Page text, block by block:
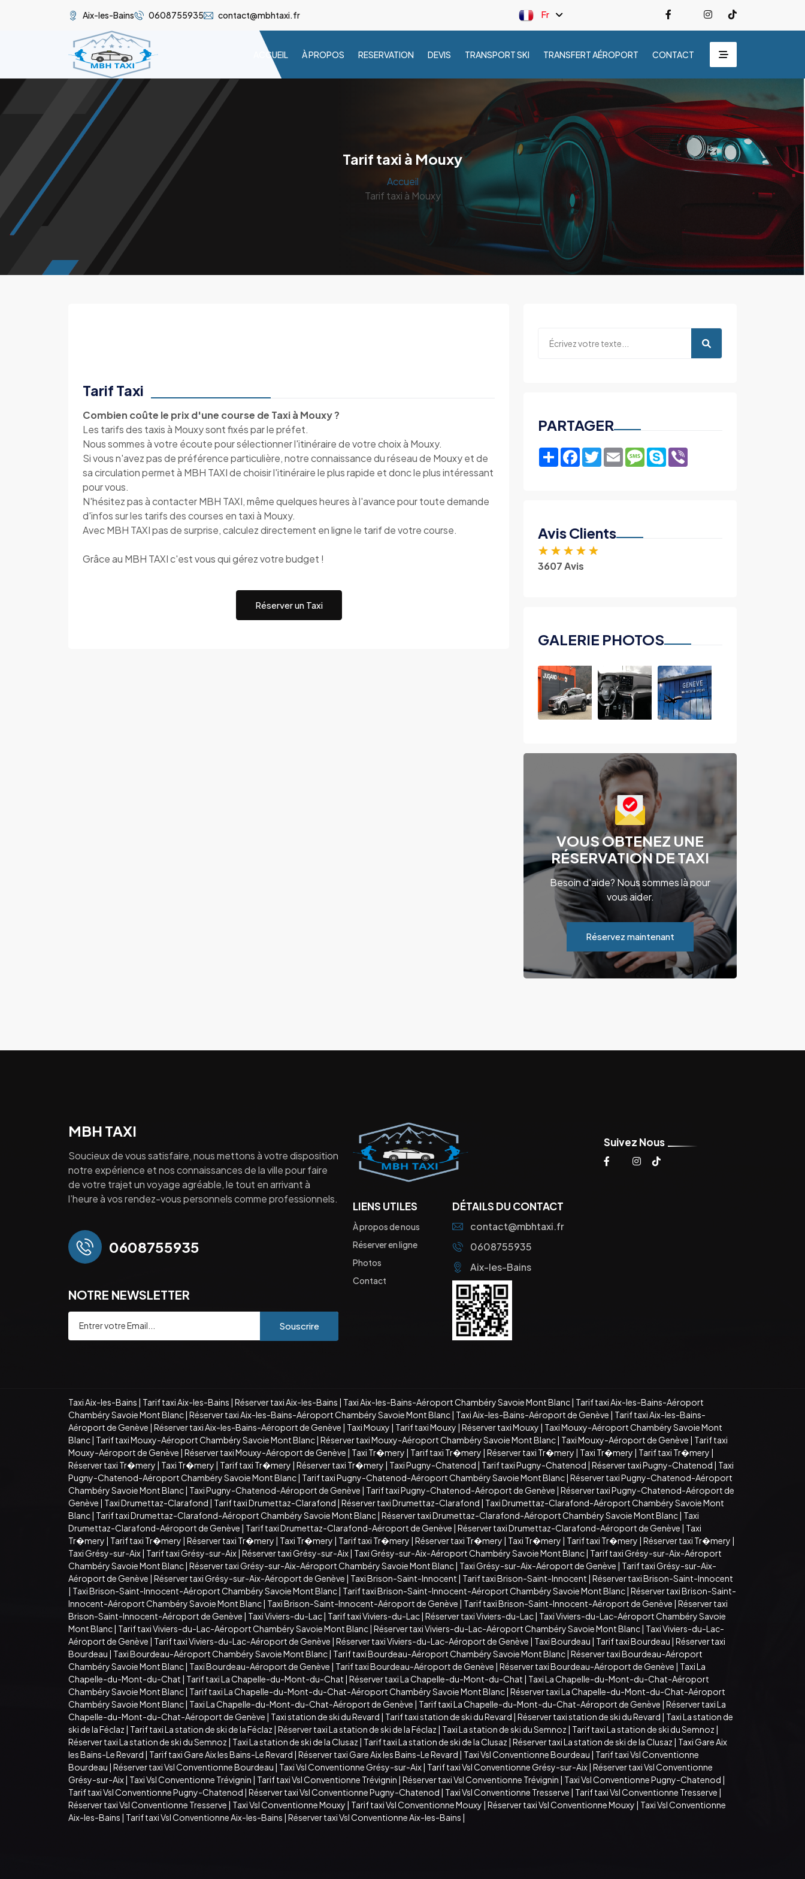
Aix-les-Bains 0608755935 contact@mbhtaxi.fr Fr
ACCUEIL À PROPOS RESERVATION DEVIS TRANSPORT SKI TRANSFERT AÉROPORT CONTACT
Tarif taxi à Mouxy
Accueil
Tarif taxi à Mouxy
Tarif Taxi
Combien coûte le prix d'une course de Taxi à Mouxy ?
Les tarifs des taxis à Mouxy sont fixés par le préfet.
Nous sommes à votre écoute pour sélectionner l'itinéraire de votre choix à Mouxy.
Si vous n'avez pas de préférence particulière, notre connaissance du réseau de Mouxy et de
sa circulation permet à MBH TAXI de choisir l'itinéraire le plus rapide et donc le plus intéressant
pour vous.
N'hésitez pas à contacter MBH TAXI, même quelques heures à l'avance pour toute demande
d'infos sur les tarifs des courses en taxi à Mouxy.
Avec MBH TAXI pas de surprise, calculez directement en ligne le tarif de votre course.
Grâce au MBH TAXI c'est vous qui gérez votre budget !
Réserver un Taxi
PARTAGER
ShareFacebook
TwitterEmailMessage
Skype
Avis Clients
★ ★ ★ ★ ★
3607 Avis
GALERIE PHOTOS
VOUS OBTENEZ UNE
RÉSERVATION DE TAXI
Besoin d'aide? Nous sommes là pour
vous aider.
Réservez maintenant
MBH TAXI
Soucieux de vous satisfaire, nous mettons à votre disposition
notre expérience et nos connaissances de la ville pour faire
de votre trajet un voyage agréable, le tout en arrivant à
l’heure à vos rendez-vous personnels comme professionnels.
0608755935
NOTRE NEWSLETTER
Souscrire
Suivez Nous
LIENS UTILES
À propos de nous
Réserver en ligne
Photos
Contact
DÉTAILS DU CONTACT
contact@mbhtaxi.fr
0608755935
Aix-les-Bains
Taxi Aix-les-Bains | Tarif taxi Aix-les-Bains | Réserver taxi Aix-les-Bains | Taxi Aix-les-Bains-Aéroport Chambéry Savoie Mont Blanc| Tarif taxi Aix-les-Bains-Aéroport
Chambéry Savoie Mont Blanc| Réserver taxi Aix-les-Bains-Aéroport Chambéry Savoie Mont Blanc| Taxi Aix-les-Bains-Aéroport de Genève | Tarif taxi Aix-les-Bains-
Aéroport de Genève | Réserver taxi Aix-les-Bains-Aéroport de Genève | Taxi Mouxy | Tarif taxi Mouxy | Réserver taxi Mouxy | Taxi Mouxy-Aéroport Chambéry Savoie Mont
Blanc| Tarif taxi Mouxy-Aéroport Chambéry Savoie Mont Blanc| Réserver taxi Mouxy-Aéroport Chambéry Savoie Mont Blanc| Taxi Mouxy-Aéroport de Genève | Tarif taxi
Mouxy-Aéroport de Genève | Réserver taxi Mouxy-Aéroport de Genève | Taxi Tr�mery | Tarif taxi Tr�mery | Réserver taxi Tr�mery | Taxi Tr�mery | Tarif taxi Tr�mery |
Réserver taxi Tr�mery | Taxi Tr�mery | Tarif taxi Tr�mery | Réserver taxi Tr�mery | Taxi Pugny-Chatenod | Tarif taxi Pugny-Chatenod | Réserver taxi Pugny-Chatenod | Taxi
Pugny-Chatenod-Aéroport Chambéry Savoie Mont Blanc| Tarif taxi Pugny-Chatenod-Aéroport Chambéry Savoie Mont Blanc| Réserver taxi Pugny-Chatenod-Aéroport
Chambéry Savoie Mont Blanc| Taxi Pugny-Chatenod-Aéroport de Genève | Tarif taxi Pugny-Chatenod-Aéroport de Genève | Réserver taxi Pugny-Chatenod-Aéroport de
Genève | Taxi Drumettaz-Clarafond | Tarif taxi Drumettaz-Clarafond | Réserver taxi Drumettaz-Clarafond | Taxi Drumettaz-Clarafond-Aéroport Chambéry Savoie Mont
Blanc| Tarif taxi Drumettaz-Clarafond-Aéroport Chambéry Savoie Mont Blanc| Réserver taxi Drumettaz-Clarafond-Aéroport Chambéry Savoie Mont Blanc| Taxi
Drumettaz-Clarafond-Aéroport de Genève | Tarif taxi Drumettaz-Clarafond-Aéroport de Genève | Réserver taxi Drumettaz-Clarafond-Aéroport de Genève | Taxi
Tr�mery | Tarif taxi Tr�mery | Réserver taxi Tr�mery | Taxi Tr�mery | Tarif taxi Tr�mery | Réserver taxi Tr�mery | Taxi Tr�mery | Tarif taxi Tr�mery | Réserver taxi Tr�mery |
Taxi Grésy-sur-Aix| Tarif taxi Grésy-sur-Aix| Réserver taxi Grésy-sur-Aix| Taxi Grésy-sur-Aix-Aéroport Chambéry Savoie Mont Blanc| Tarif taxi Grésy-sur-Aix-Aéroport
Chambéry Savoie Mont Blanc| Réserver taxi Grésy-sur-Aix-Aéroport Chambéry Savoie Mont Blanc| Taxi Grésy-sur-Aix-Aéroport de Genève | Tarif taxi Grésy-sur-Aix-
Aéroport de Genève | Réserver taxi Grésy-sur-Aix-Aéroport de Genève | Taxi Brison-Saint-Innocent | Tarif taxi Brison-Saint-Innocent | Réserver taxi Brison-Saint-Innocent
| Taxi Brison-Saint-Innocent-Aéroport Chambéry Savoie Mont Blanc| Tarif taxi Brison-Saint-Innocent-Aéroport Chambéry Savoie Mont Blanc| Réserver taxi Brison-Saint-
Innocent-Aéroport Chambéry Savoie Mont Blanc| Taxi Brison-Saint-Innocent-Aéroport de Genève | Tarif taxi Brison-Saint-Innocent-Aéroport de Genève | Réserver taxi
Brison-Saint-Innocent-Aéroport de Genève | Taxi Viviers-du-Lac| Tarif taxi Viviers-du-Lac| Réserver taxi Viviers-du-Lac| Taxi Viviers-du-Lac-Aéroport Chambéry Savoie
Mont Blanc| Tarif taxi Viviers-du-Lac-Aéroport Chambéry Savoie Mont Blanc| Réserver taxi Viviers-du-Lac-Aéroport Chambéry Savoie Mont Blanc| Taxi Viviers-du-Lac-
Aéroport de Genève | Tarif taxi Viviers-du-Lac-Aéroport de Genève | Réserver taxi Viviers-du-Lac-Aéroport de Genève | Taxi Bourdeau | Tarif taxi Bourdeau | Réserver taxi
Bourdeau | Taxi Bourdeau-Aéroport Chambéry Savoie Mont Blanc| Tarif taxi Bourdeau-Aéroport Chambéry Savoie Mont Blanc| Réserver taxi Bourdeau-Aéroport
Chambéry Savoie Mont Blanc| Taxi Bourdeau-Aéroport de Genève | Tarif taxi Bourdeau-Aéroport de Genève | Réserver taxi Bourdeau-Aéroport de Genève | Taxi La
Chapelle-du-Mont-du-Chat | Tarif taxi La Chapelle-du-Mont-du-Chat | Réserver taxi La Chapelle-du-Mont-du-Chat | Taxi La Chapelle-du-Mont-du-Chat-Aéroport
Chambéry Savoie Mont Blanc| Tarif taxi La Chapelle-du-Mont-du-Chat-Aéroport Chambéry Savoie Mont Blanc| Réserver taxi La Chapelle-du-Mont-du-Chat-Aéroport
Chambéry Savoie Mont Blanc| Taxi La Chapelle-du-Mont-du-Chat-Aéroport de Genève | Tarif taxi La Chapelle-du-Mont-du-Chat-Aéroport de Genève | Réserver taxi La
Chapelle-du-Mont-du-Chat-Aéroport de Genève | Taxi station de ski du Revard | Tarif taxi station de ski du Revard | Réserver taxi station de ski du Revard | Taxi La station de
ski de la Féclaz | Tarif taxi La station de ski de la Féclaz | Réserver taxi La station de ski de la Féclaz | Taxi La station de ski du Semnoz | Tarif taxi La station de ski du Semnoz |
Réserver taxi La station de ski du Semnoz | Taxi La station de ski de la Clusaz | Tarif taxi La station de ski de la Clusaz | Réserver taxi La station de ski de la Clusaz | Taxi Gare Aix
les Bains-Le Revard | Tarif taxi Gare Aix les Bains-Le Revard | Réserver taxi Gare Aix les Bains-Le Revard | Taxi Vsl Conventionne Bourdeau | Tarif taxi Vsl Conventionne
Bourdeau | Réserver taxi Vsl Conventionne Bourdeau | Taxi Vsl Conventionne Grésy-sur-Aix| Tarif taxi Vsl Conventionne Grésy-sur-Aix| Réserver taxi Vsl Conventionne
Grésy-sur-Aix| Taxi Vsl Conventionne Trévignin | Tarif taxi Vsl Conventionne Trévignin | Réserver taxi Vsl Conventionne Trévignin | Taxi Vsl Conventionne Pugny-Chatenod |
Tarif taxi Vsl Conventionne Pugny-Chatenod | Réserver taxi Vsl Conventionne Pugny-Chatenod | Taxi Vsl Conventionne Tresserve | Tarif taxi Vsl Conventionne Tresserve |
Réserver taxi Vsl Conventionne Tresserve | Taxi Vsl Conventionne Mouxy | Tarif taxi Vsl Conventionne Mouxy | Réserver taxi Vsl Conventionne Mouxy | Taxi Vsl Conventionne
Aix-les-Bains | Tarif taxi Vsl Conventionne Aix-les-Bains | Réserver taxi Vsl Conventionne Aix-les-Bains |